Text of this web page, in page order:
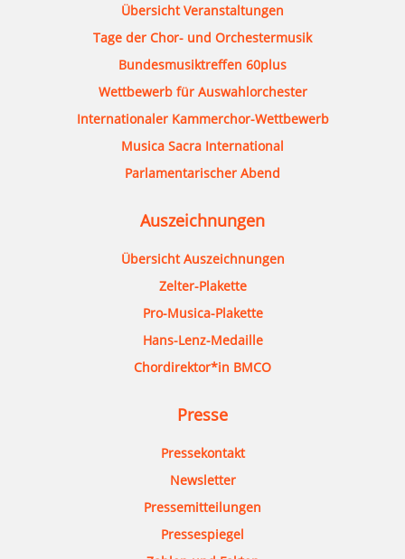
Übersicht Veranstaltungen
Tage der Chor- und Orchestermusik
Bundesmusiktreffen 60plus
Wettbewerb für Auswahlorchester
Internationaler Kammerchor-Wettbewerb
Musica Sacra International
Parlamentarischer Abend
Auszeichnungen
Übersicht Auszeichnungen
Zelter-Plakette
Pro-Musica-Plakette
Hans-Lenz-Medaille
Chordirektor*in BMCO
Presse
Pressekontakt
Newsletter
Pressemitteilungen
Pressespiegel